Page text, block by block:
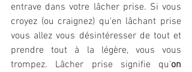
entrave dans votre lâcher prise. Si vous
croyez (ou craignez) qu'en lâchant prise
vous allez vous désintéresser de tout et
prendre tout à la légère, vous vous
trompez. Lâcher prise signifie qu'on